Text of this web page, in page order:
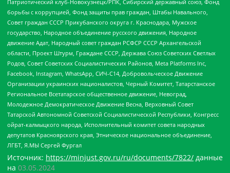
Патриотический клуб-Новокузнецк/РПК, Сибирский державный союз, Фонд
борьбы с коррупцией, Фонд защиты прав граждан, Штабы Навального,
Совет граждан СССР Прикубанского округа г. Краснодара, Мужское
государство, Народное объединение русского движения, Народное
движение Адат, Народный совет граждан РСФСР СССР Архангельской
области, Проект Штурм, Граждане СССР, Держава Союз Советских Светлых
Родов, Совет Советских Социалистических Районов, Meta Platforms Inc,
Facebook, Instagram, WhatsApp, СИЧ-С14, Добровольческое Движение
Организации украинских националистов, Черный Комитет, Татарстанское
Региональное Всетатарское общественное движение, Невоград,
Молодежное Демократическое Движение Весна, Верховный Совет
Татарской Автономной Советской Социалистической Республики, Конгресс
ойрат-калмыцкого народа, Исполнительный комитет совета народных
депутатов Красноярского края, Этническое национальное объединение,
ЛГБТ, Я.МЫ Сергей Фургал
Источник: https://minjust.gov.ru/ru/documents/7822/ данные
на 03.05.2024